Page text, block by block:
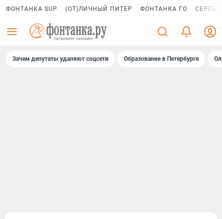
ФОНТАНКА SUP (ОТ)ЛИЧНЫЙ ПИТЕР ФОНТАНКА ГО
Зачем депутаты удаляют соцсети Образование в Петербурге